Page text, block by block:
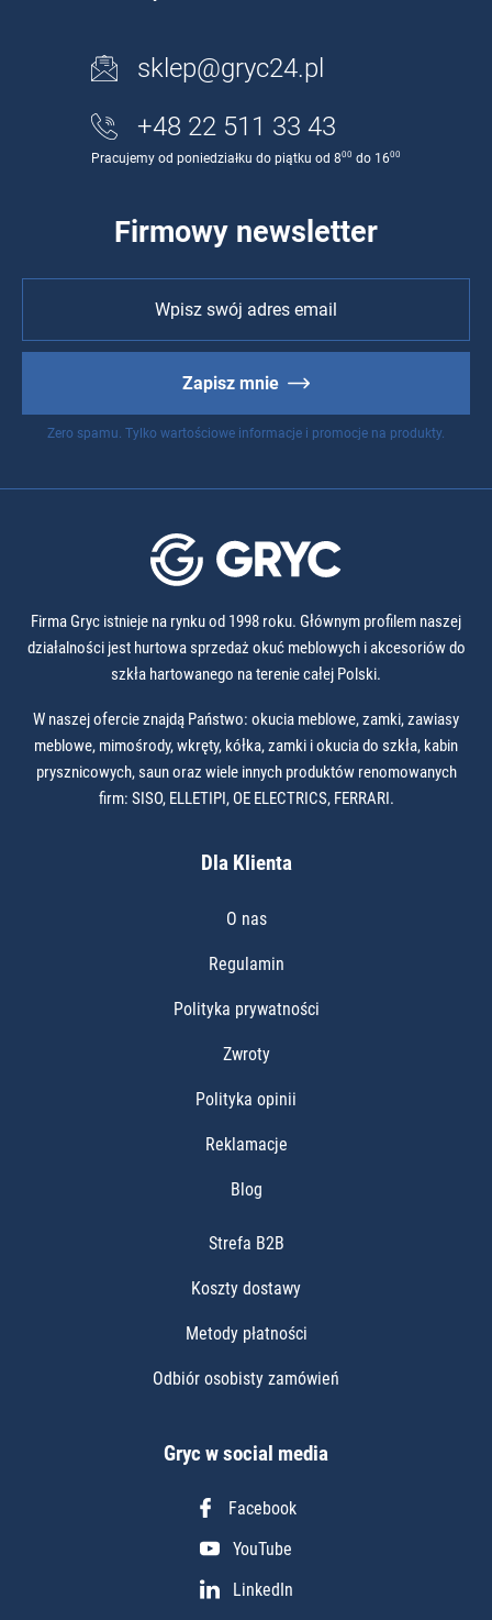
sklep@gryc24.pl
+48 22 511 33 43
Pracujemy od poniedziałku do piątku od 800 do 1600
Firmowy newsletter
Zapisz mnie
Zero spamu. Tylko wartościowe informacje i promocje na produkty.
Firma Gryc istnieje na rynku od 1998 roku. Głównym profilem naszej
działalności jest hurtowa sprzedaż okuć meblowych i akcesoriów do
szkła hartowanego na terenie całej Polski.
W naszej ofercie znajdą Państwo: okucia meblowe, zamki, zawiasy
meblowe, mimośrody, wkręty, kółka, zamki i okucia do szkła, kabin
prysznicowych, saun oraz wiele innych produktów renomowanych
firm: SISO, ELLETIPI, OE ELECTRICS, FERRARI.
Dla Klienta
O nas
Regulamin
Polityka prywatności
Zwroty
Polityka opinii
Reklamacje
Blog
Strefa B2B
Koszty dostawy
Metody płatności
Odbiór osobisty zamówień
Gryc w social media
Facebook
YouTube
LinkedIn